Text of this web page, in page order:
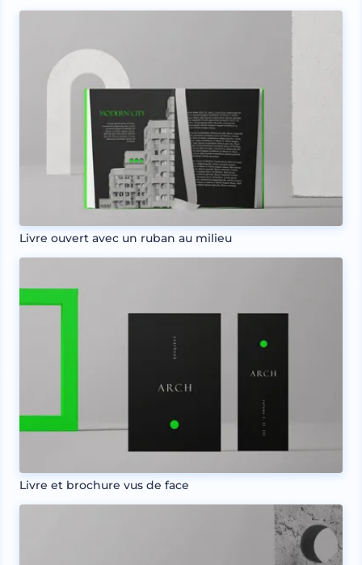
Livre ouvert avec un ruban au milieu
Livre et brochure vus de face